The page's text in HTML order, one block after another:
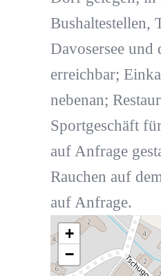
Bushaltestellen,
Davosersee
erreichbar;
nebenan;
Sportgeschäft
auf Anfrage
Rauchen auf
auf Anfrage.
+
−